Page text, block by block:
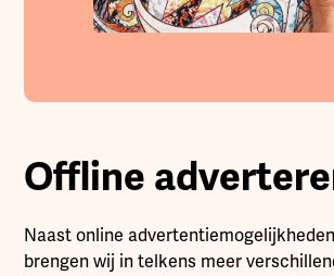
Offline
Naast online
brengen wij in telkens meer